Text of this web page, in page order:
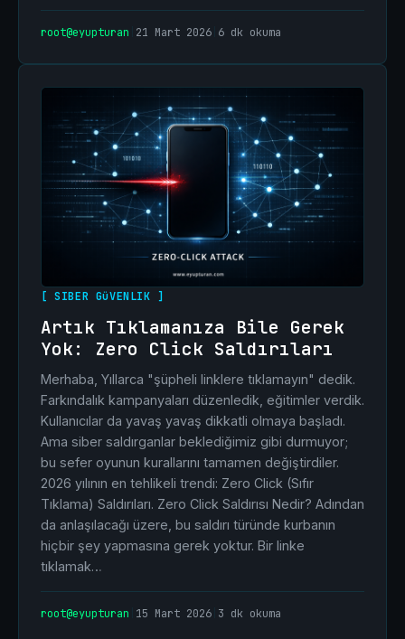
root@eyupturan 21 Mart 2026 6 dk okuma
[ SIBER GüVENLIK ]
Artık Tıklamanıza Bile Gerek
Yok: Zero Click Saldırıları
Merhaba, Yıllarca "şüpheli linklere tıklamayın" dedik.
Farkındalık kampanyaları düzenledik, eğitimler verdik.
Kullanıcılar da yavaş yavaş dikkatli olmaya başladı.
Ama siber saldırganlar beklediğimiz gibi durmuyor;
bu sefer oyunun kurallarını tamamen değiştirdiler.
2026 yılının en tehlikeli trendi: Zero Click (Sıfır
Tıklama) Saldırıları. Zero Click Saldırısı Nedir? Adından
da anlaşılacağı üzere, bu saldırı türünde kurbanın
hiçbir şey yapmasına gerek yoktur. Bir linke
tıklamak…
root@eyupturan 15 Mart 2026 3 dk okuma